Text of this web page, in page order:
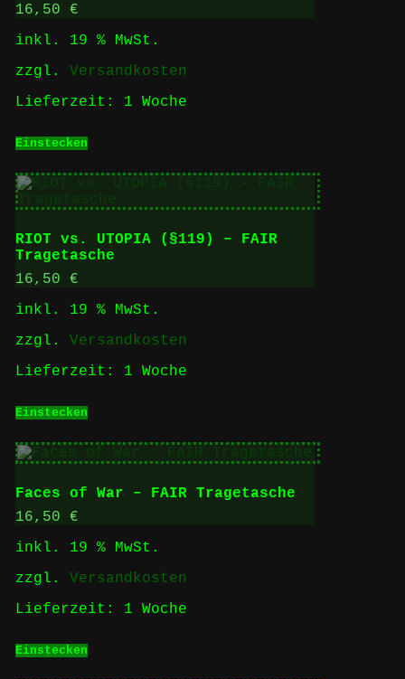
16,50 €
inkl. 19 % MwSt.
zzgl. Versandkosten
Lieferzeit: 1 Woche
Einstecken
RIOT vs. UTOPIA (§119) – FAIR
Tragetasche
16,50 €
inkl. 19 % MwSt.
zzgl. Versandkosten
Lieferzeit: 1 Woche
Einstecken
Faces of War – FAIR Tragetasche
16,50 €
inkl. 19 % MwSt.
zzgl. Versandkosten
Lieferzeit: 1 Woche
Einstecken